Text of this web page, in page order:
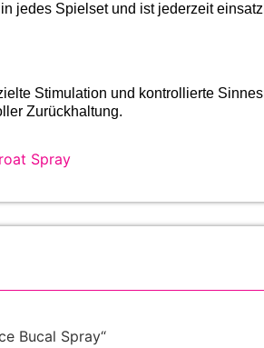
jedes Spielset und ist jederzeit
Stimulation und kontrollierte
Zurückhaltung.
Spray
Bucal Spray“